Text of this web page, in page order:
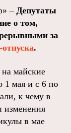
– Депутаты
о том,
за
.
на майские
1 мая и с 6 по
к чему в
изменения
в мае